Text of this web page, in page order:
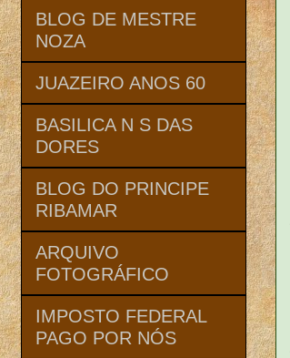
BLOG DE MESTRE
NOZA
JUAZEIRO ANOS 60
BASILICA N S DAS
DORES
BLOG DO PRINCIPE
RIBAMAR
ARQUIVO
FOTOGRÁFICO
IMPOSTO FEDERAL
PAGO POR NÓS